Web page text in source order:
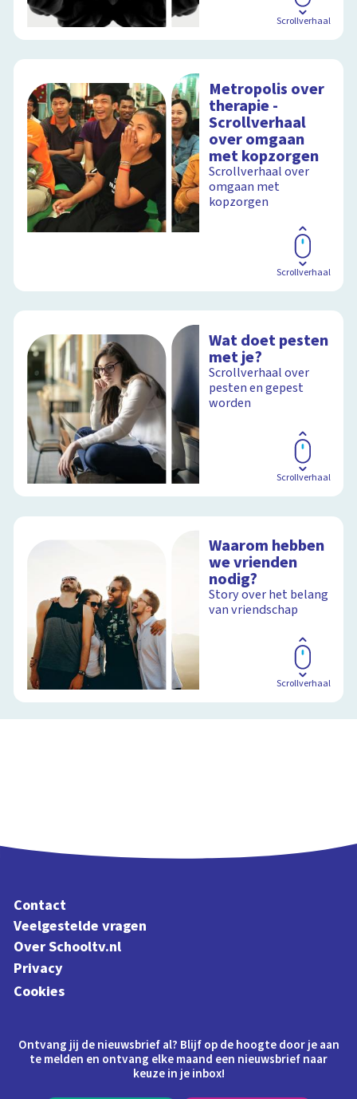
Scrollverhaal
Metropolis over
therapie -
Scrollverhaal
over omgaan
met kopzorgen
Scrollverhaal over
omgaan met
kopzorgen
Scrollverhaal
Wat doet pesten
met je?
Scrollverhaal over
pesten en gepest
worden
Scrollverhaal
Waarom hebben
we vrienden
nodig?
Story over het belang
van vriendschap
Scrollverhaal
Contact
Veelgestelde vragen
Over Schooltv.nl
Privacy
Cookies
Ontvang jij de nieuwsbrief al? Blijf op de hoogte door je aan
te melden en ontvang elke maand een nieuwsbrief naar
keuze in je inbox!